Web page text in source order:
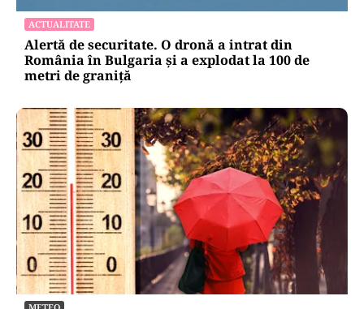
ACTUALITATE
Alertă de securitate. O dronă a intrat din
România în Bulgaria şi a explodat la 100 de
metri de graniţă
METEO